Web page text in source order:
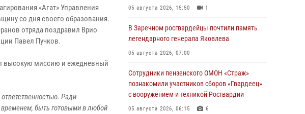
«Агат» Управления
со дня своего образования.
отряда поздравил Врио
Павел Пучков.
высокую миссию и ежедневный
Ради
быть готовыми в любой
05 августа 2026, 15:50 1
В Заречном росгвардейцы почтили память
легендарного генерала Яковлева
05 августа 2026, 07:00
Сотрудники пензенского ОМОН «Страж»
познакомили участников сборов «Гвардеец»
с вооружением и техникой Росгвардии
05 августа 2026, 06:15 6